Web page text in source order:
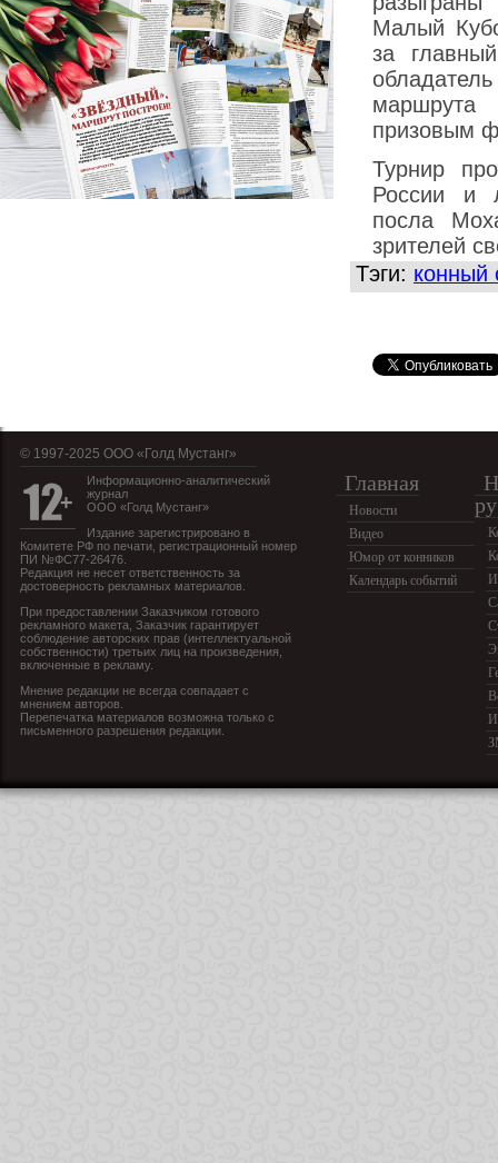
Малый
за
обладатель
призовым
Турнир
России и
посла
зрителей
Тэги: конный
© 1997-2025 OOO «Голд Мустанг»
Информационно-аналитический
журнал
ООО «Голд Мустанг»
Издание зарегистрировано в
Комитете РФ по печати, регистрационный номер
ПИ №ФС77-26476.
Редакция не несет ответственность за
достоверность рекламных материалов.
При предоставлении Заказчиком готового
рекламного макета, Заказчик гарантирует
соблюдение авторских прав (интеллектуальной
собственности) третьих лиц на произведения,
включенные в рекламу.
Мнение редакции не всегда совпадает с
мнением авторов.
Перепечатка материалов возможна только с
письменного разрешения редакции.
Главная
Новости
Видео
Юмор от конников
Календарь событий